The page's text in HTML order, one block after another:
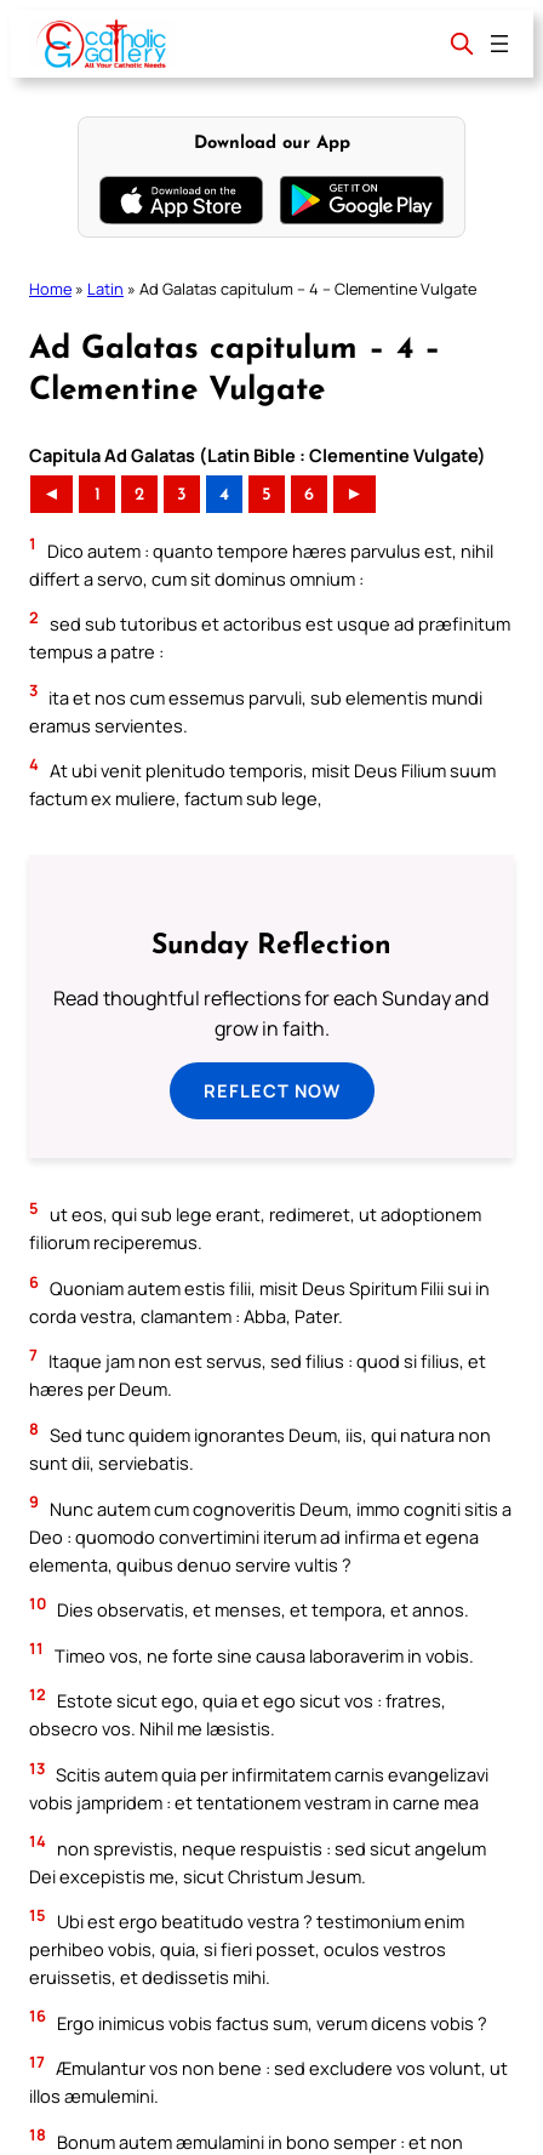
content
Download our App
Home » Latin » Ad Galatas capitulum – 4 – Clementine Vulgate
Ad Galatas capitulum – 4 –
Clementine Vulgate
Capitula Ad Galatas (Latin Bible : Clementine Vulgate)
◄ 1 2 3 4 5 6 ►
1
Dico autem : quanto tempore hæres parvulus est, nihil
differt a servo, cum sit dominus omnium :
2 sed sub tutoribus et actoribus est usque ad præfinitum
tempus a patre :
3 ita et nos cum essemus parvuli, sub elementis mundi
eramus servientes.
4 At ubi venit plenitudo temporis, misit Deus Filium suum
factum ex muliere, factum sub lege,
Sunday Reflection
Read thoughtful reflections for each Sunday and
grow in faith.
REFLECT NOW
5 ut eos, qui sub lege erant, redimeret, ut adoptionem
filiorum reciperemus.
6 Quoniam autem estis filii, misit Deus Spiritum Filii sui in
corda vestra, clamantem : Abba, Pater.
7 Itaque jam non est servus, sed filius : quod si filius, et
hæres per Deum.
8 Sed tunc quidem ignorantes Deum, iis, qui natura non
sunt dii, serviebatis.
9
Nunc autem cum cognoveritis Deum, immo cogniti sitis a
Deo : quomodo convertimini iterum ad infirma et egena
elementa, quibus denuo servire vultis ?
10 Dies observatis, et menses, et tempora, et annos.
11 Timeo vos, ne forte sine causa laboraverim in vobis.
12
Estote sicut ego, quia et ego sicut vos : fratres,
obsecro vos. Nihil me læsistis.
13 Scitis autem quia per infirmitatem carnis evangelizavi
vobis jampridem : et tentationem vestram in carne mea
14 non sprevistis, neque respuistis : sed sicut angelum
Dei excepistis me, sicut Christum Jesum.
15
Ubi est ergo beatitudo vestra ? testimonium enim
perhibeo vobis, quia, si fieri posset, oculos vestros
eruissetis, et dedissetis mihi.
16 Ergo inimicus vobis factus sum, verum dicens vobis ?
17 Æmulantur vos non bene : sed excludere vos volunt, ut
illos æmulemini.
18
Bonum autem æmulamini in bono semper : et non